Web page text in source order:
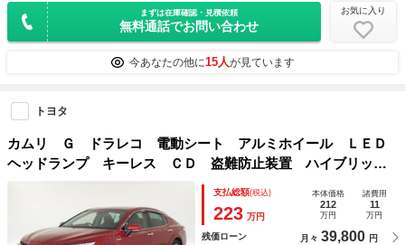
まずは在庫確認・見積依頼
無料通話でお問い合わせ
お気に入り
今あなたの他に15人が見ています
トヨタ
カムリ Ｇ ドラレコ 電動シート アルミホイール ＬＥＤ
ヘッドランプ キーレス ＣＤ 盗難防止装置 ハイブリッ
ド オートクルーズコントロール メモリーナビ フルセグ
支払総額(税込)
223 万円
本体価格
212
万円
諸費用
11
万円
残価ローン 月々 39,800 円